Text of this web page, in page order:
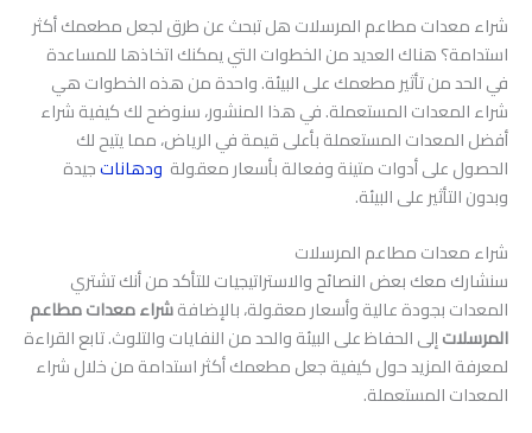
شراء معدات مطاعم المرسلات هل تبحث عن طرق لجعل مطعمك أكثر
استدامة؟ هناك العديد من الخطوات التي يمكنك اتخاذها للمساعدة
في الحد من تأثير مطعمك على البيئة. واحدة من هذه الخطوات هي
شراء المعدات المستعملة. في هذا المنشور، سنوضح لك كيفية شراء
أفضل المعدات المستعملة بأعلى قيمة في الرياض، مما يتيح لك
الحصول على أدوات متينة وفعالة بأسعار معقولة ودهاناتجيدة
وبدون التأثير على البيئة.
شراء معدات مطاعم المرسلات
سنشارك معك بعض النصائح والاستراتيجيات للتأكد من أنك تشتري
المعدات بجودة عالية وأسعار معقولة، بالإضافةشراء معدات مطاعم
المرسلاتإلى الحفاظ على البيئة والحد من النفايات والتلوث. تابع القراءة
لمعرفة المزيد حول كيفية جعل مطعمك أكثر استدامة من خلال شراء
المعدات المستعملة.